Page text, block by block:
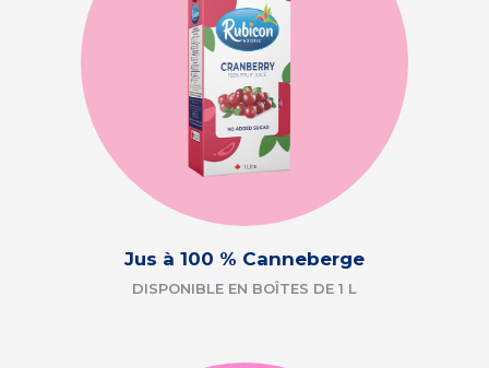
Jus à 100 % Canneberge
DISPONIBLE EN BOÎTES DE 1 L